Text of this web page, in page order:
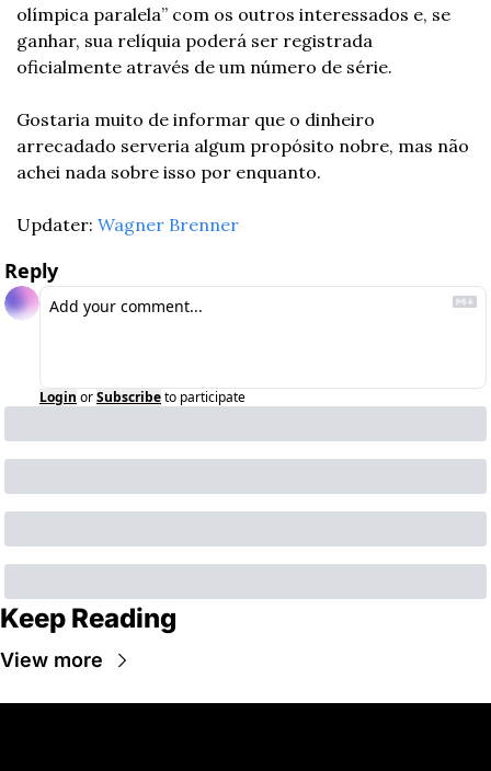
olímpica paralela” com os outros interessados e, se
ganhar, sua relíquia poderá ser registrada
oficialmente através de um número de série.
Gostaria muito de informar que o dinheiro
arrecadado serveria algum propósito nobre, mas não
achei nada sobre isso por enquanto.
Updater: Wagner Brenner
Reply
Login orSubscribeto participate
Keep Reading
View more